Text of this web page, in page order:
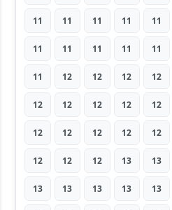
11 11 11 11 11
11 11 11 11 11
11 12 12 12 12
12 12 12 12 12
12 12 12 12 12
12 12 12 13 13
13 13 13 13 13